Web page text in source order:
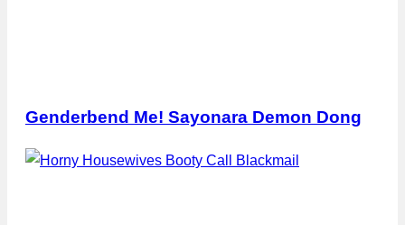
Genderbend Me! Sayonara Demon Dong